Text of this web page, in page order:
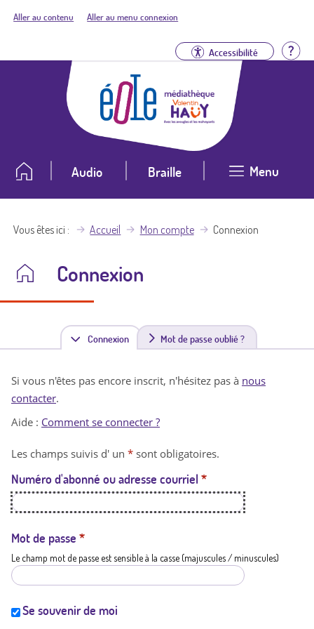
Aller au contenu Aller au menu connexion
Accessibilité
Audio Braille Menu
Vous êtes ici Accueil Mon compte Connexion
Connexion
Connexion(
n
t
a
t
i
Mot de passe oublié ?
Si vous n'êtes pas encore inscrit, n'hésitez pas à nous
contacter.
Aide : Comment se connecter ?
Les champs suivis d' un * sont obligatoires.
Numéro d'abonné ou adresse courriel *
Mot de passe *
Le champ mot de passe est sensible à la casse (majuscules / minuscules)
Se souvenir de moi